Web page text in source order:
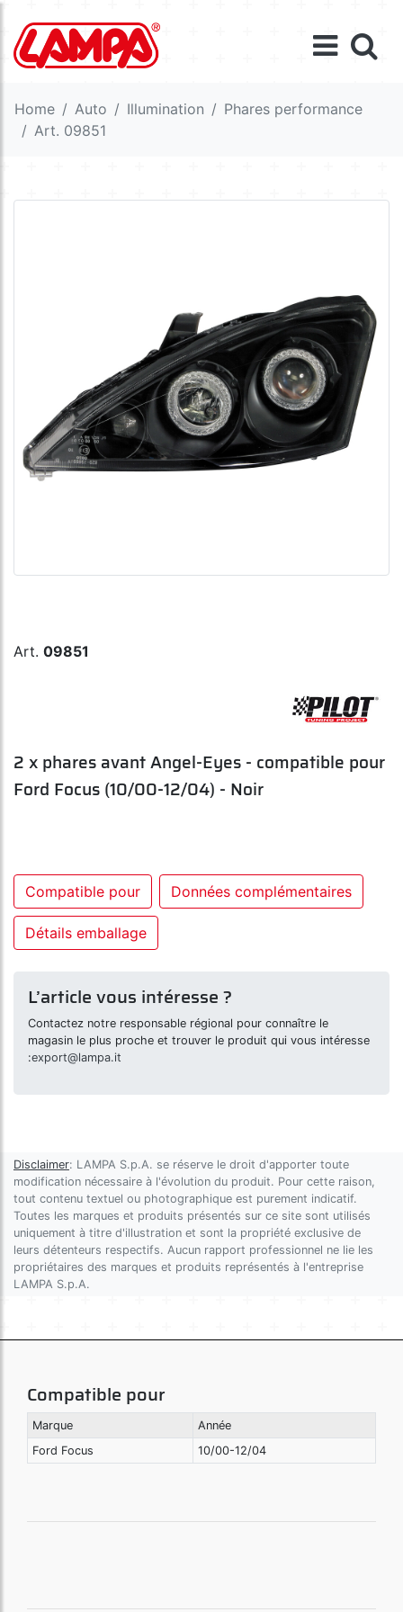
Home Auto Illumination
Phares performance
Art. 09851
Art. 09851
2 x phares avant Angel-Eyes - compatible pour
Ford Focus (10/00-12/04) - Noir
Compatible pour Données complémentaires
Détails emballage
L’article vous intéresse ?
Contactez notre responsable régional pour connaître le
magasin le plus proche et trouver le produit qui vous intéresse
:export@lampa.it
Disclaimer: LAMPA S.p.A. se réserve le droit d'apporter toute
modification nécessaire à l'évolution du produit. Pour cette raison,
tout contenu textuel ou photographique est purement indicatif.
Toutes les marques et produits présentés sur ce site sont utilisés
uniquement à titre d'illustration et sont la propriété exclusive de
leurs détenteurs respectifs. Aucun rapport professionnel ne lie les
propriétaires des marques et produits représentés à l'entreprise
LAMPA S.p.A.
Compatible pour
Marque
Année
Ford Focus
10/00-12/04